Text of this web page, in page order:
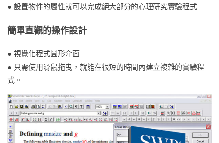
● 設置物件的屬性就可以完成絕大部分的心理研究實驗程式
簡單直觀的操作設計
● 視覺化程式圖形介面
● 只需使用滑鼠拖曳，就能在很短的時間內建立複雜的實驗程
式。